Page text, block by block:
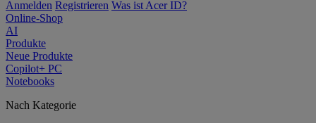
Anmelden Registrieren Was ist Acer ID?
Online-Shop
AI
Produkte
Neue Produkte
Copilot+ PC
Notebooks
Nach Kategorie